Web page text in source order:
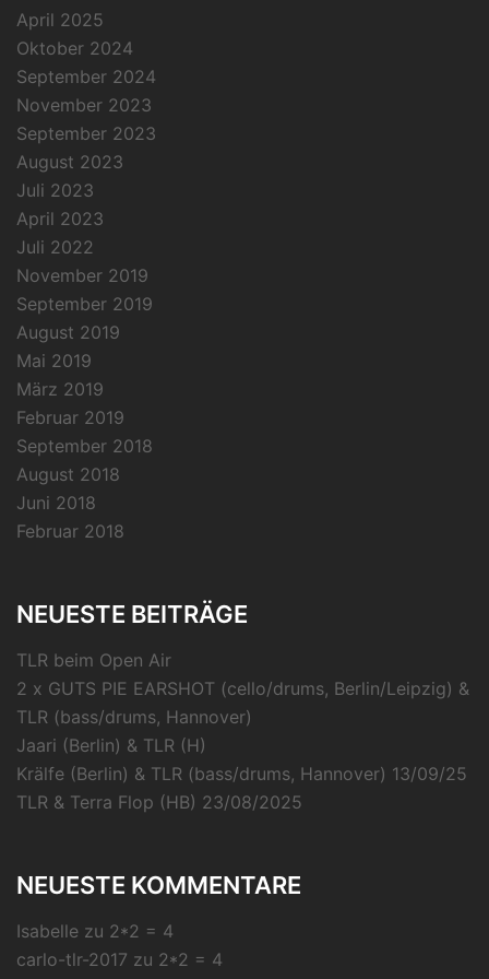
April 2025
Oktober 2024
September 2024
November 2023
September 2023
August 2023
Juli 2023
April 2023
Juli 2022
November 2019
September 2019
August 2019
Mai 2019
März 2019
Februar 2019
September 2018
August 2018
Juni 2018
Februar 2018
NEUESTE BEITRÄGE
TLR beim Open Air
2 x GUTS PIE EARSHOT (cello/drums, Berlin/Leipzig) &
TLR (bass/drums, Hannover)
Jaari (Berlin) & TLR (H)
Krälfe (Berlin) & TLR (bass/drums, Hannover) 13/09/25
TLR & Terra Flop (HB) 23/08/2025
NEUESTE KOMMENTARE
Isabelle zu 2*2 = 4
carlo-tlr-2017 zu 2*2 = 4